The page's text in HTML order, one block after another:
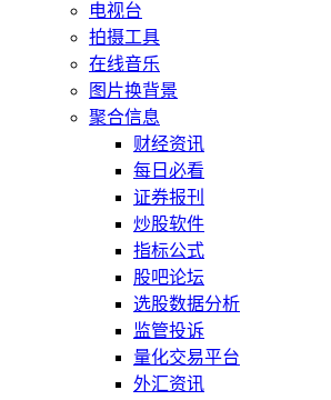
电视台
拍摄工具
在线音乐
图片换背景
聚合信息
财经资讯
每日必看
证券报刊
炒股软件
指标公式
股吧论坛
选股数据分析
监管投诉
量化交易平台
外汇资讯